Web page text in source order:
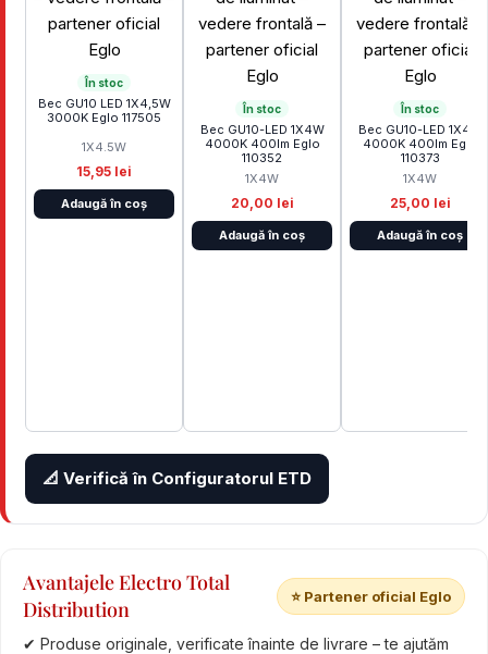
În stoc
Bec GU10 LED 1X4,5W
3000K Eglo 117505
1X4.5W
15,95 lei
Adaugă în coș
În stoc
Bec GU10-LED 1X4W
4000K 400lm Eglo
110352
1X4W
20,00 lei
Adaugă în coș
În stoc
Bec GU10-LED 1X4W
4000K 400lm Eglo
110373
1X4W
25,00 lei
Adaugă în coș
📐 Verifică în Configuratorul ETD
Avantajele Electro Total
Distribution
⭐ Partener oficial Eglo
✔ Produse originale, verificate înainte de livrare – te ajutăm